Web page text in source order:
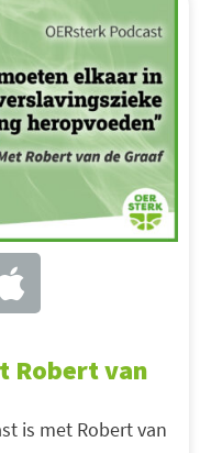
Robert van
is met Robert van